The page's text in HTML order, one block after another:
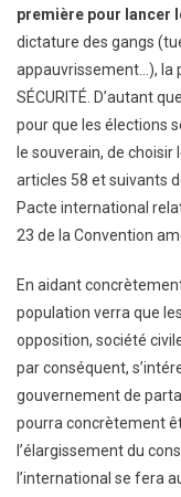
première pour lancer
dictature des gangs
appauvrissement…), la
SÉCURITÉ. D’autant
pour que les élections
le souverain, de
articles 58 et suivants
Pacte international
23 de la Convention
En aidant concrètement
population verra que
opposition, société
par conséquent,
gouvernement de
pourra concrètement
l’élargissement du
l’international se fera